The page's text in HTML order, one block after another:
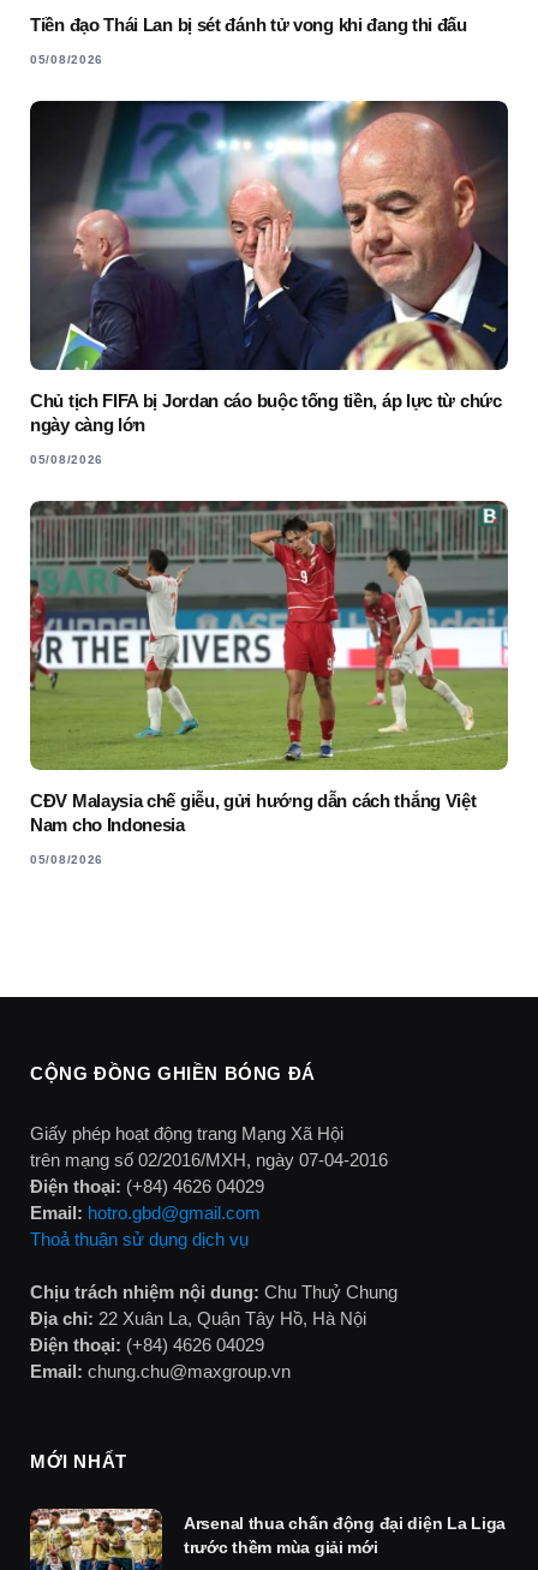
Tiền đạo Thái Lan bị sét đánh tử vong khi đang thi đấu
05/08/2026
Chủ tịch FIFA bị Jordan cáo buộc tống tiền, áp lực từ chức
ngày càng lớn
05/08/2026
CĐV Malaysia chế giễu, gửi hướng dẫn cách thắng Việt
Nam cho Indonesia
05/08/2026
CỘNG ĐỒNG GHIỀN BÓNG ĐÁ
Giấy phép hoạt động trang Mạng Xã Hội
trên mạng số 02/2016/MXH, ngày 07-04-2016
Điện thoại: (+84) 4626 04029
Email: hotro.gbd@gmail.com
Thoả thuận sử dụng dịch vụ
Chịu trách nhiệm nội dung: Chu Thuỷ Chung
Địa chỉ: 22 Xuân La, Quận Tây Hồ, Hà Nội
Điện thoại: (+84) 4626 04029
Email: chung.chu@maxgroup.vn
MỚI NHẤT
Arsenal thua chấn động đại diện La Liga
trước thềm mùa giải mới